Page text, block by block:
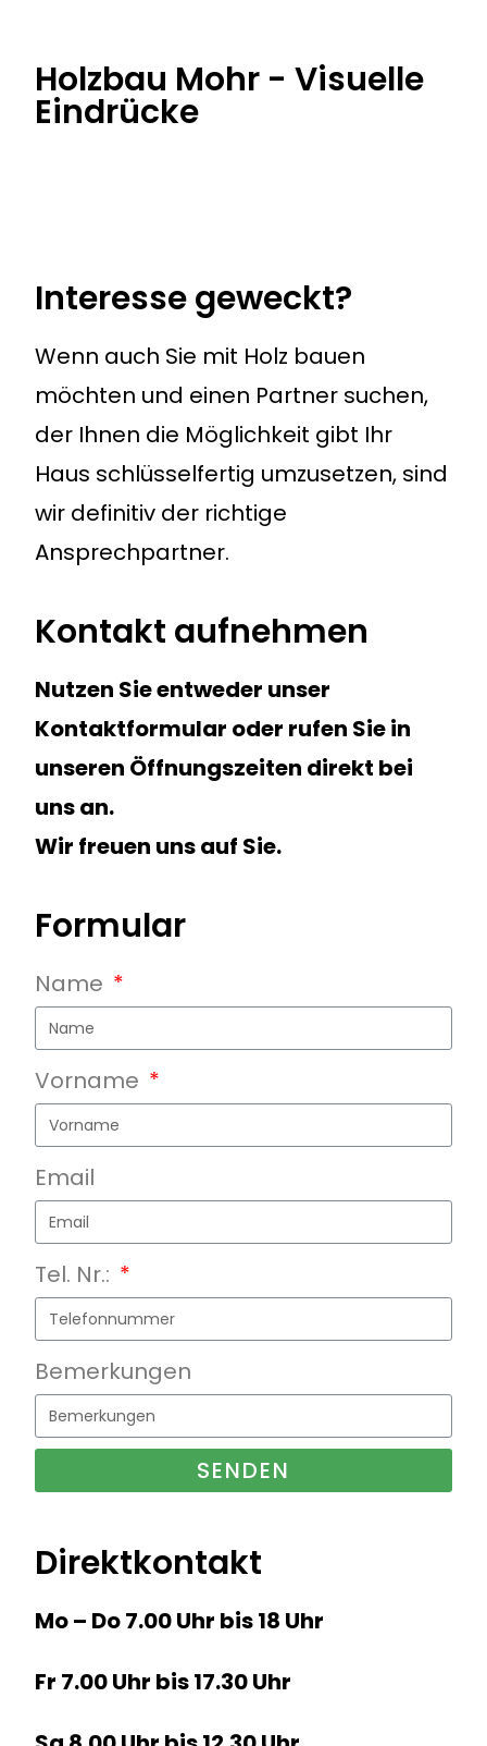
Holzbau Mohr - Visuelle
Eindrücke
Interesse geweckt?
Wenn auch Sie mit Holz bauen
möchten und einen Partner suchen,
der Ihnen die Möglichkeit gibt Ihr
Haus schlüsselfertig umzusetzen, sind
wir definitiv der richtige
Ansprechpartner.
Kontakt aufnehmen
Nutzen Sie entweder unser
Kontaktformular oder rufen Sie in
unseren Öffnungszeiten direkt bei
uns an.
Wir freuen uns auf Sie.
Formular
Name
Vorname
Email
Tel. Nr.:
Bemerkungen
SENDEN
Direktkontakt
Mo – Do 7.00 Uhr bis 18 Uhr
Fr 7.00 Uhr bis 17.30 Uhr